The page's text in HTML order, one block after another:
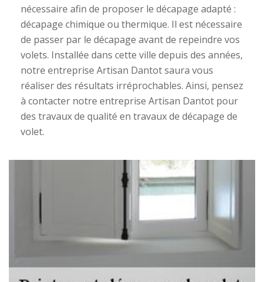
nécessaire afin de proposer le décapage adapté :
décapage chimique ou thermique. Il est nécessaire
de passer par le décapage avant de repeindre vos
volets. Installée dans cette ville depuis des années,
notre entreprise Artisan Dantot saura vous
réaliser des résultats irréprochables. Ainsi, pensez
à contacter notre entreprise Artisan Dantot pour
des travaux de qualité en travaux de décapage de
volet.